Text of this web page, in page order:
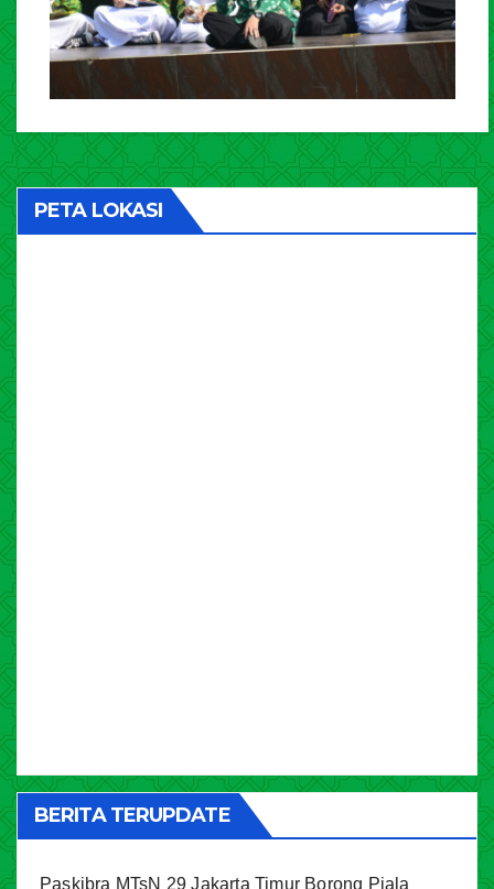
PETA LOKASI
BERITA TERUPDATE
Paskibra MTsN 29 Jakarta Timur Borong Piala